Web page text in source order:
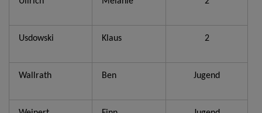
Usdowski Klaus 2
Wallrath Ben Jugend